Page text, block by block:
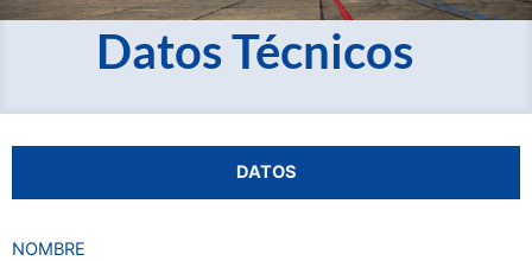
Datos Técnicos
DATOS
NOMBRE